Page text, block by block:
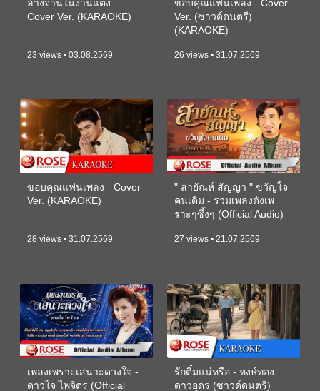
ล้างจานในงานแต่ง -
Cover Ver. (KARAOKE)
23 views • 03.08.2569
ขอบคุณแฟนเพลง - Cover
Ver. (ซาวด์ดนตรี)
(KARAOKE)
26 views • 31.07.2569
ขอบคุณแฟนเพลง - Cover
Ver. (KARAOKE)
28 views • 31.07.2569
" สายัณห์ สัญญา " ขวัญใจ
คนเดิม - รวมเพลงดังเพ
ราะๆซึ้งๆ (Official Audio)
27 views • 21.07.2569
เพลงเพราะเสนาะดวงใจ -
ดาวใจ ไพจิตร (Official
รักติ๋มแน่หรือ - หงษ์ทอง
ดาวอุดร (ซาวด์ดนตรี)